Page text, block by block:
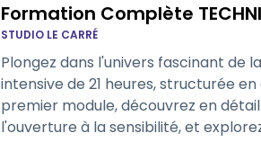
Formation Complète
STUDIO LE CARRÉ
Plongez dans l'univers fascinant de la
intensive de 21 heures, structurée
premier module, découvrez en
l'ouverture à la sensibilité, et